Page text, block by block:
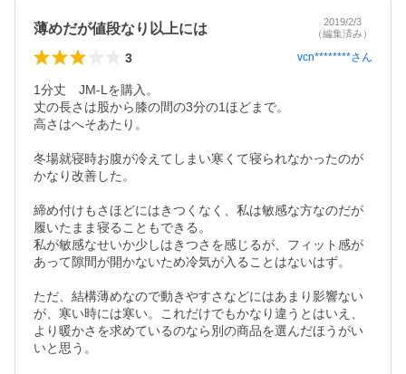
薄めだが値段なり以上には
2019/2/3
（編集済み）
3 vcn********さん
1分丈　JM-Lを購入。
丈の長さは股から膝の間の3分の1ほどまで。
高さはへそあたり。
冬場就寝時お腹が冷えてしまい寒くて寝られなかったのが
かなり改善した。
締め付けもさほどにはきつくなく、私は敏感な方なのだが
履いたまま寝ることもできる。
私が敏感なせいか少しはきつさを感じるが、フィット感が
あって隙間が開かないため冷気が入ることはないはず。
ただ、結構薄めなので動きやすさなどにはあまり影響ない
が、寒い時には寒い。これだけでもかなり違うとはいえ、
より暖かさを求めているのなら別の商品を選んだほうがい
いと思う。